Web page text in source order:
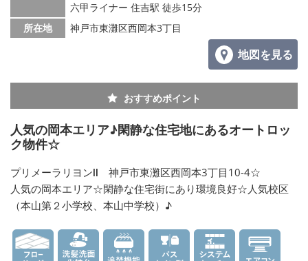
六甲ライナー 住吉駅 徒歩15分
所在地
神戸市東灘区西岡本3丁目
地図を見る
おすすめポイント
人気の岡本エリア♪閑静な住宅地にあるオートロッ
ク物件☆
プリメーラリヨンⅡ 神戸市東灘区西岡本3丁目10-4☆
人気の岡本エリア☆閑静な住宅街にあり環境良好☆人気校区
（本山第２小学校、本山中学校）♪